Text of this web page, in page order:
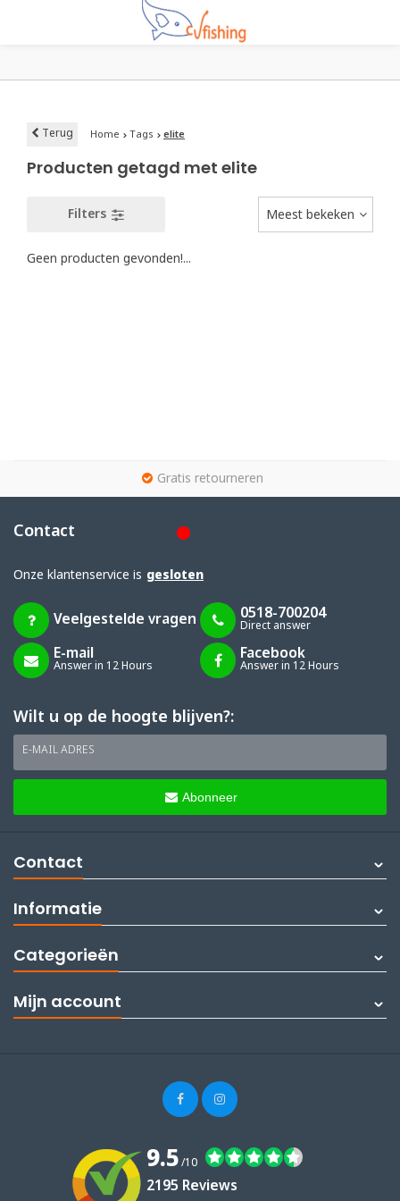
Terug Home Tags elite
Producten getagd met elite
Filters Meest bekeken
Geen producten gevonden!...
Gratis retourneren
Contact
Onze klantenservice is gesloten
Veelgestelde vragen 0518-700204
Direct answer
E-mail
Answer in 12 Hours
Facebook
Answer in 12 Hours
Wilt u op de hoogte blijven?:
E-MAIL ADRES
Abonneer
Contact
Informatie
Categorieën
Mijn account
9.5/10
2195 Reviews